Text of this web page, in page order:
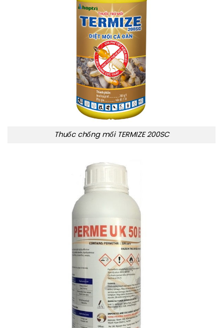
Thuốc chống mối TERMIZE 200SC